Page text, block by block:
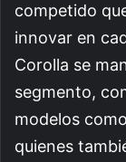
competido
innovar en
Corolla se
segmento,
modelos
quienes